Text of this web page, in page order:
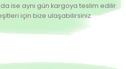
ise aynı gün kargoya teslim edilir.
için bize ulaşabilirsiniz.